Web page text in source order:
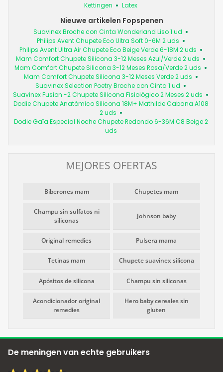
Kettingen Latex
Nieuwe artikelen Fopspenen
Suavinex Broche con Cinta Wonderland Liso 1 ud
Philips Avent Chupete Eco Ultra Soft 0-6M 2 uds
Philips Avent Ultra Air Chupete Eco Beige Verde 6-18M 2 uds
Mam Comfort Chupete Silicona 3-12 Meses Azul/Verde 2 uds
Mam Comfort Chupete Silicona 3-12 Meses Rosa/Verde 2 uds
Mam Comfort Chupete Silicona 3-12 Meses Verde 2 uds
Suavinex Selection Poetry Broche con Cinta 1 ud
Suavinex Fusion -2 Chupete Silicona Fisiológico 2 Meses 2 uds
Dodie Chupete Anatómico Silicona 18M+ Mathilde Cabana A108
2 uds
Dodie Gaïa Especial Noche Chupete Redondo 6-36M C8 Beige 2
uds
MEJORES OFERTAS
Biberones mam Chupetes mam
Champu sin sulfatos ni
siliconas
Johnson baby
Original remedies Pulsera mama
Tetinas mam Chupete suavinex silicona
Apósitos de silicona Champu sin siliconas
Acondicionador original
remedies
Hero baby cereales sin
gluten
De meningen van echte gebruikers